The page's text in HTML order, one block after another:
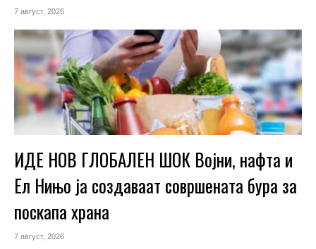
7 август, 2026
ИДЕ НОВ ГЛОБАЛЕН ШОК Војни, нафта и
Ел Нињо ја создаваат совршената бура за
поскапа храна
7 август, 2026